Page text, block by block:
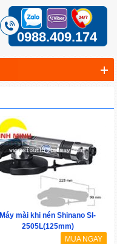
0988.409.174
Máy mài khi nén Shinano SI-
2505L(125mm)
MUA NGAY